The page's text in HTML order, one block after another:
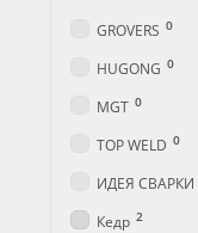
GROVERS 0
HUGONG 0
MGT 0
TOP WELD 0
ИДЕЯ СВАРКИ
Кедр 2